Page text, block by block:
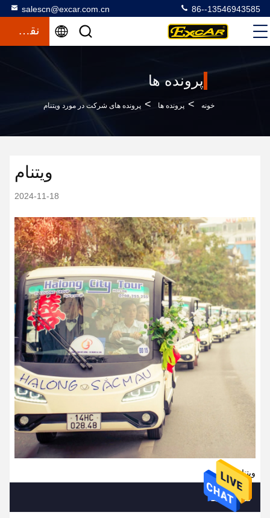
salescn@excar.com.cn 86--13546943585
نقل قول
پرونده ها
خونه > پرونده ها > پرونده های شرکت در مورد ویتنام
ویتنام
2024-11-18
ویتنام
تماس ها